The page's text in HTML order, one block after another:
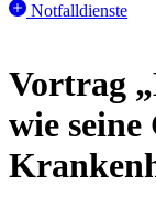
Notfalldienste
Vortrag
wie